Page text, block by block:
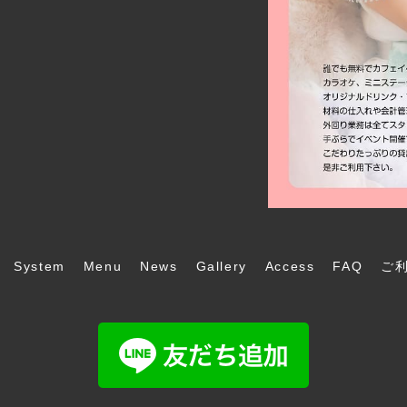
System Menu News Gallery Access FAQ ご